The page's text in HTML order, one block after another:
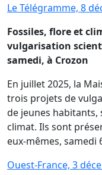
Le Télégramme, 8
Fossiles, flore et
vulgarisation
samedi, à Crozon
En juillet 2025, la
trois projets de
de jeunes
climat. Ils sont
eux-mêmes, samedi
Ouest-France, 3